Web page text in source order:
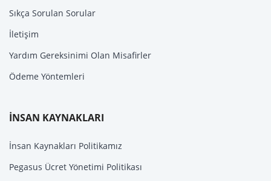
Sıkça Sorulan Sorular
İletişim
Yardım Gereksinimi Olan Misafirler
Ödeme Yöntemleri
İNSAN KAYNAKLARI
İnsan Kaynakları Politikamız
Pegasus Ücret Yönetimi Politikası